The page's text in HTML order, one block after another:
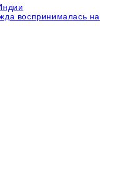
воспринималась на